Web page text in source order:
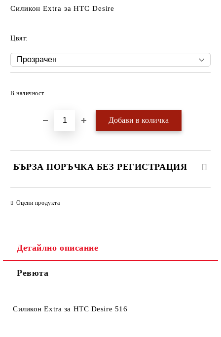
Силикон Extra за HTC Desire
Цвят:
В наличност
БЪРЗА ПОРЪЧКА БЕЗ РЕГИСТРАЦИЯ
Оцени продукта
Детайлно описание
Ревюта
Силикон Extra за HTC Desire 516